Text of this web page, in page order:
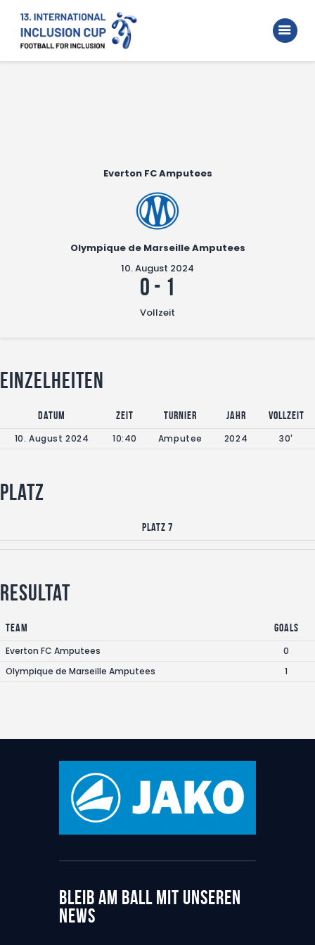
Home
Walking Football Turnier
Everton FC Amputees
Olympique de Marseille Amputees
10. August 2024
0 - 1
Vollzeit
Einzelheiten
Datum Zeit Turnier Jahr
Vollzeit
10. August 2024
10:40 Amputee 2024 30'
Platz
Platz 7
Resultat
Team
Goals
Everton FC Amputees
0
Olympique de Marseille Amputees
1
BLEIB AM BALL MIT UNSEREN
NEWS